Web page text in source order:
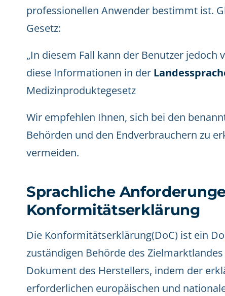
professionellen Anwender bestimmt ist.
Gesetz:
„In diesem Fall kann der Benutzer jedoch
diese Informationen in der
Medizinproduktegesetz
Wir empfehlen Ihnen, sich bei den
Behörden und den Endverbrauchern zu
vermeiden.
Sprachliche
Konformitätserklärung
Die Konformitätserklärung(DoC) ist ein
zuständigen Behörde des
Dokument des Herstellers, indem der
erforderlichen europäischen und